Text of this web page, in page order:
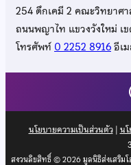
254 ตึกเคมี 2 คณะวิทยาศ
ถนนพญาไท แขวงวังใหม่ เ
โทรศัพท์0 2252 8916อีเ
นโยบายความเป็นส่วนตัว| น
สงวนลิขสิทธิ์ © 2026 มูลนิธิส่งเสริม